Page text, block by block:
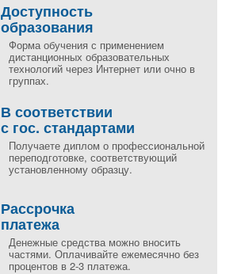
Доступность
образования
Форма обучения с применением
дистанционных образовательных
технологий через Интернет или очно в
группах.
В соответствии
с гос. стандартами
Получаете диплом о профессиональной
переподготовке, соответствующий
установленному образцу.
Рассрочка
платежа
Денежные средства можно вносить
частями. Оплачивайте ежемесячно без
процентов в 2-3 платежа.